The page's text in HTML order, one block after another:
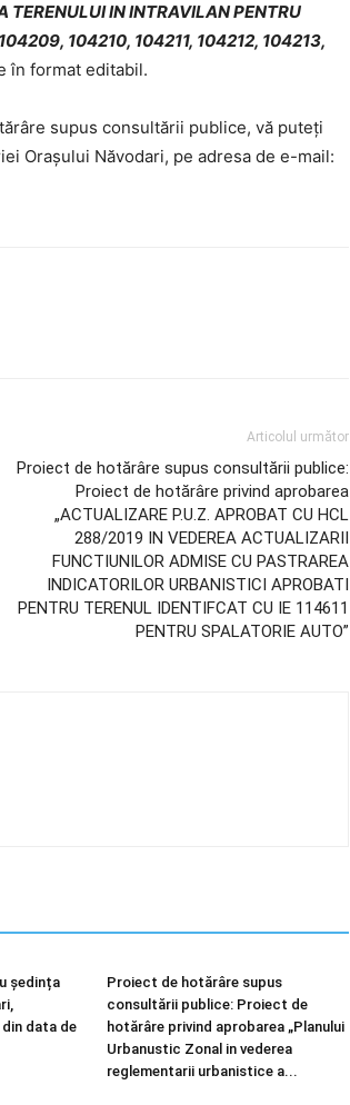
TERENULUI IN INTRAVILAN PENTRU
104210, 104211, 104212, 104213,
în format editabil.
supus consultării publice, vă puteți
Orașului Năvodari, pe adresa de e-mail:
Articolul următor
Proiect de hotărâre supus consultării publice:
Proiect de hotărâre privind aprobarea
„ACTUALIZARE P.U.Z. APROBAT CU HCL
288/2019 IN VEDEREA ACTUALIZARII
FUNCTIUNILOR ADMISE CU PASTRAREA
INDICATORILOR URBANISTICI APROBATI
PENTRU TERENUL IDENTIFCAT CU IE 114611
PENTRU SPALATORIE AUTO”
ședința
data de
Proiect de hotărâre supus
consultării publice: Proiect de
hotărâre privind aprobarea „Planului
Urbanustic Zonal in vederea
reglementarii urbanistice a...